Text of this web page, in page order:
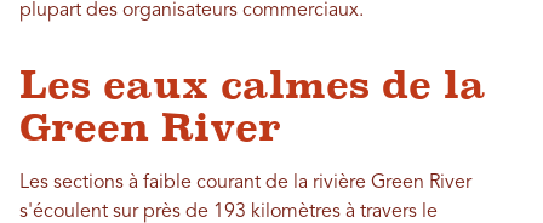
plupart des organisateurs commerciaux.
Les eaux calmes de la
Green River
Les sections à faible courant de la rivière Green River
s'écoulent sur près de 193 kilomètres à travers le